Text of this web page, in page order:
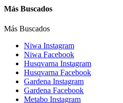
Más Buscados
Más Buscados
Niwa Instagram
Niwa Facebook
Husqvarna Instagram
Husqvarna Facebook
Gardena Instagram
Gardena Facebook
Metabo Instagram